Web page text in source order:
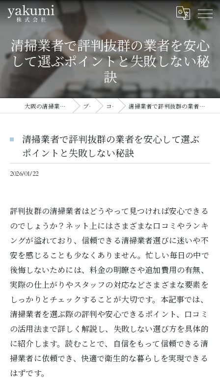
清掃業者で評判抜群の業者を安心
して選ぶポイントと失敗しない秘
訣
大阪の清掃業者ならyakumi株式会社 ブログ コラム 清掃業者で評判抜群の業者を安心して選ぶポイントと失敗しない秘訣
清掃業者で評判抜群の業者を安心して選ぶ
ポイントと失敗しない秘訣
2026/01/22
評判抜群の清掃業者はどうやって見つければ安心できる
のでしょうか？ネット上にはさまざまな口コミやランキ
ングが溢れており、信頼できる清掃業者選びに迷いや不
安を感じることも少なくありません。忙しい毎日の中で
後悔しないためには、料金の明瞭さや追加費用の有無、
実際の仕上がりやスタッフの対応などさまざまな要素を
しっかりとチェックすることが大切です。本記事では、
清掃業者を選ぶ際の評判や安心できるポイント、口コミ
の活用法まで詳しく解説し、失敗しない選び方を具体的
に紹介します。読むことで、自信をもって信頼できる清
掃業者に依頼でき、快適で衛生的な暮らしを実現できる
はずです。